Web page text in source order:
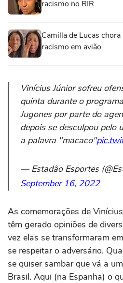
racismo no RIR
Camilla de Lucas
racismo em avião
Vinícius Júnior sofreu
quinta durante o
Jugones por parte do
depois se desculpou pelo
a palavra "macaco"
— Estadão Esportes
September 16, 2022
As comemorações de
têm gerado opiniões de
vez elas se transformaram
se respeitar o adversário.
se quiser sambar que vá a
Brasil. Aqui (na Espanha) o